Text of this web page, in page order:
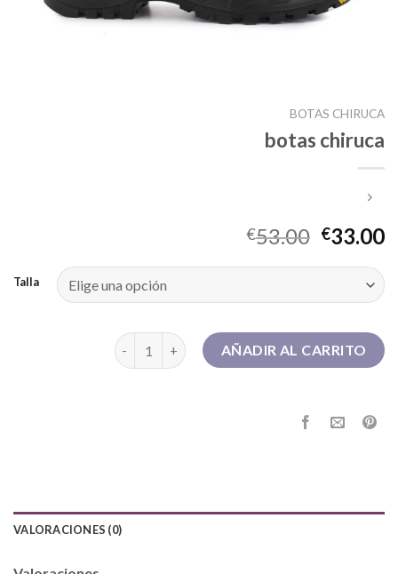
BOTAS CHIRUCA
botas chiruca
€53.00 €33.00
Talla
botas chiruca cantidadAÑADIR AL CARRITO
VALORACIONES (0)